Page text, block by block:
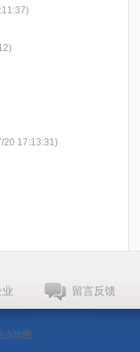
20 17:13:31)
留言反馈
点地图